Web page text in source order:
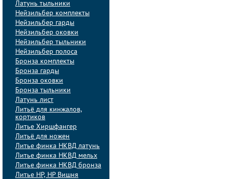
Латунь тыльники
Нейзильбер комплекты
Нейзильбер гарды
Нейзильбер оковки
Нейзильбер тыльники
Нейзильбер полоса
Бронза комплекты
Бронза гарды
Бронза оковки
Бронза тыльники
Латунь лист
Литьё для кинжалов,
кортиков
Литье Хиршфангер
Литьё для ножен
Литье финка НКВД латунь
Литье финка НКВД мельх
Литье финка НКВД бронза
Литье НР, НР Вишня